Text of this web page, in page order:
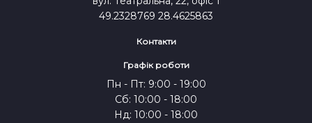
49.2328769 28.4625863
Контакти
Графік роботи
Пн - Пт: 9:00 - 19:00
Сб: 10:00 - 18:00
Нд: 10:00 - 18:00